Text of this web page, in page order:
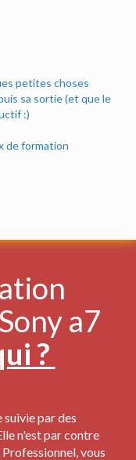
petites choses
sa sortie (et que le
:)
de formation
a7
?
par des
n'est par contre
vous